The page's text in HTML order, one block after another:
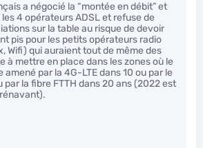
a négocié la “montée en débit” et
4 opérateurs ADSL et refuse de
sur la table au risque de devoir
pis pour les petits opérateurs radio
Wifi) qui auraient tout de même des
à mettre en place dans les zones où le
par la 4G-LTE dans 10 ou par le
par la fibre FTTH dans 20 ans (2022 est